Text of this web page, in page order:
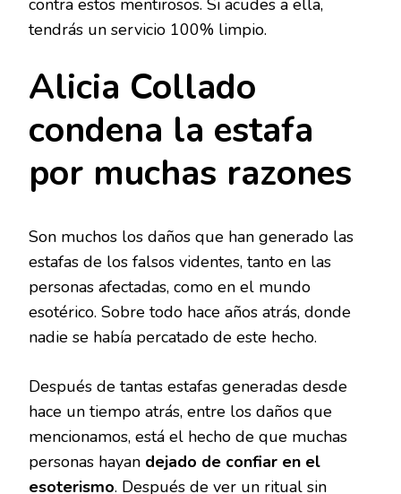
tendrás un servicio 100% limpio.
Alicia Collado
condena la estafa
por muchas razones
Son muchos los daños que han generado las
estafas de los falsos videntes, tanto en las
personas afectadas, como en el mundo
esotérico. Sobre todo hace años atrás, donde
nadie se había percatado de este hecho.
Después de tantas estafas generadas desde
hace un tiempo atrás, entre los daños que
mencionamos, está el hecho de que muchas
personas hayan dejado de confiar en el
esoterismo. Después de ver un ritual sin